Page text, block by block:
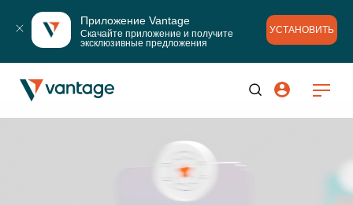
Приложение Vantage
Скачайте приложение и получите
эксклюзивные предложения
УСТАНОВИТЬ